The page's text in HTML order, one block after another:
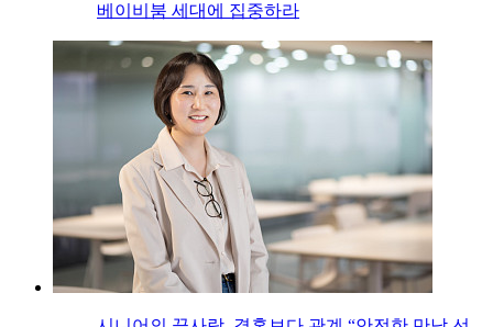
베이비붐 세대에 집중하라